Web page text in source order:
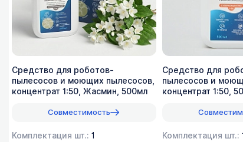
Средство для роботов-
пылесосов и моющих пылесосов,
концентрат 1:50, Жасмин, 500мл
Совместимость
Комплектация шт.: 1
Средство для
пылесосов и
концентрат 1:50,
Комплектация шт.: